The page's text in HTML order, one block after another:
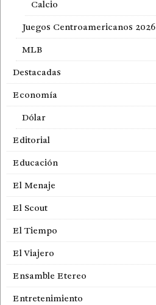
Calcio
Juegos Centroamericanos 2026
MLB
Destacadas
Economía
Dólar
Editorial
Educación
El Menaje
El Scout
El Tiempo
El Viajero
Ensamble Etereo
Entretenimiento